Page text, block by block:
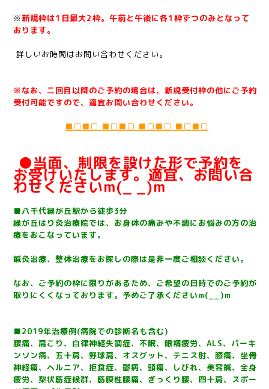
※新規枠は1日最大2枠。午前と午後に各1枠ずつのみとなって
おります。
詳しいお時間はお問い合わせください。
※なお、二回目以降のご予約の場合は、新規受付枠の他にご予約
受付可能ですので、適宜お問い合わせください。
■□■□ ■□■□ ■□■□ ■□■□
●当面、制限を設けた形で予約を
お受けいたします。適宜、お問い合
わせくださいm(_ _)m
■八千代緑が丘駅から徒歩3分
緑が丘はり灸治療院では、お身体の痛みや不調にお悩みの方の治
療をおこなっています。
鍼灸治療、整体治療をお探しの際は是非一度ご相談ください。
なお、ご予約の枠に限りがあるため、ご希望の日時でのご予約が
取りにくくなっております。予めご了承くださいm(__)m
■2019年治療例(病院での診断名も含む)
腰痛、肩こり、自律神経失調症、不眠、眼精疲労、ALS、パーキ
ンソン病、五十肩、野球肩、オスグット、テニス肘、膝痛、坐骨
神経痛、ヘルニア、拒食症、鬱病、頭痛、しびれ、美容鍼、全身
疲労、梨状筋症候群、筋膜性腰痛、ぎっくり腰、四十肩、スポー